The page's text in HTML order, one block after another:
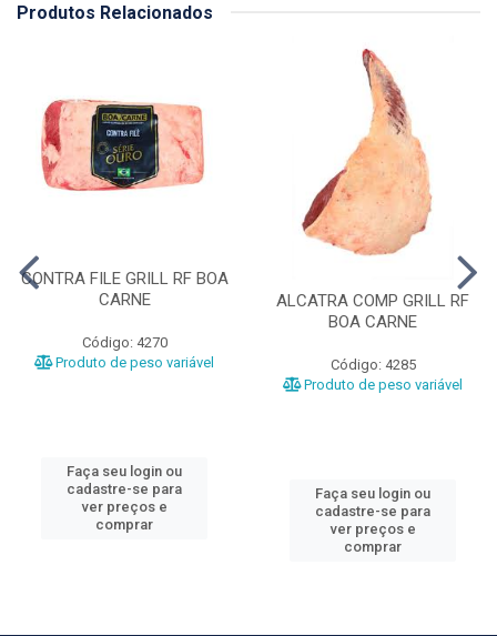
Produtos Relacionados
CONTRA FILE GRILL RF BOA
CARNE
Código: 4270
Produto de peso variável
Faça seu login ou
cadastre-se para
ver preços e
comprar
ALCATRA COMP GRILL RF
BOA CARNE
Código: 4285
Produto de peso variável
Faça seu login ou
cadastre-se para
ver preços e
comprar